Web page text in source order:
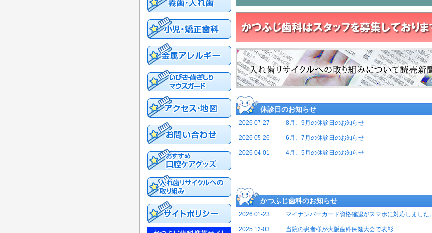
休診日のお知らせ
2026 07-27 8月、9月の休診日のお知らせ
2026 05-26 6月、7月の休診日のお知らせ
2026 04-01
4月、5月の休診日のお知らせ
かつふじ歯科のお知らせ
2026 01-23 マイナンバーカード資格確認がスマホに対応しました。
2025 12-03 当院の患者様が大阪歯科保健大会で表彰